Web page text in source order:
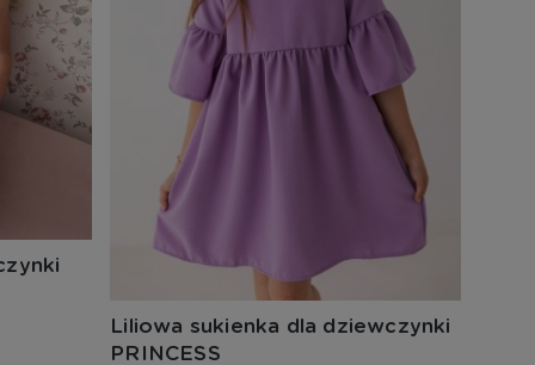
Liliowa sukienka dla dziewczynki
PRINCESS